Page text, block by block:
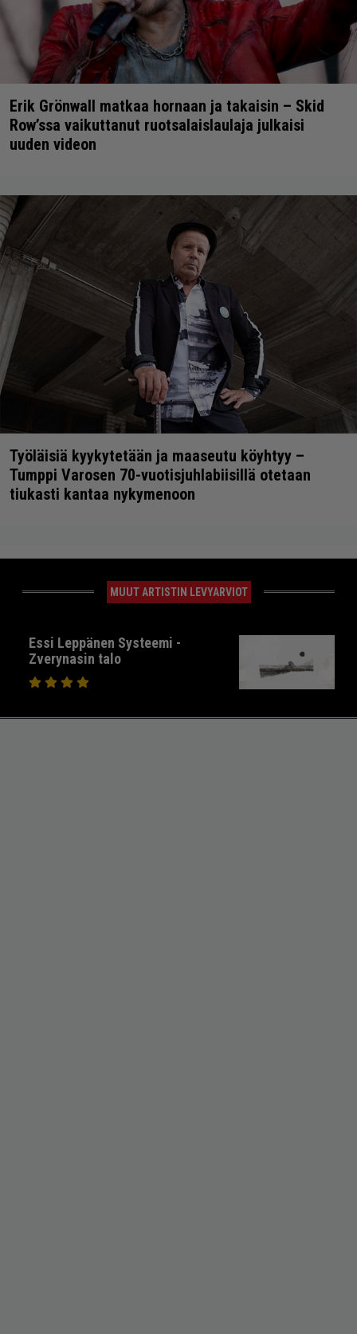
Erik Grönwall matkaa hornaan ja takaisin – Skid
Row’ssa vaikuttanut ruotsalaislaulaja julkaisi
uuden videon
Työläisiä kyykytetään ja maaseutu köyhtyy –
Tumppi Varosen 70-vuotisjuhlabiisillä otetaan
tiukasti kantaa nykymenoon
MUUT ARTISTIN LEVYARVIOT
Essi Leppänen Systeemi -
Zverynasin talo